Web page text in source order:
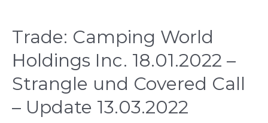
Trade: Camping World
Holdings Inc. 18.01.2022 –
Strangle und Covered Call
– Update 13.03.2022